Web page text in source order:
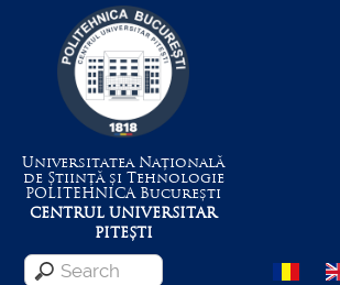
Universitatea Națională
de Știință și Tehnologie
POLITEHNICABucurești
CENTRUL UNIVERSITAR
PITEȘTI
Menu